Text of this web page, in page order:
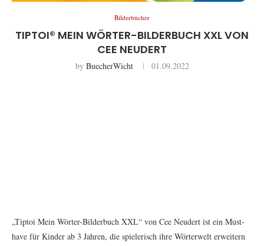
Bilderbücher
TIPTOI® MEIN WÖRTER-BILDERBUCH XXL VON
CEE NEUDERT
by BuecherWicht 01.09.2022
„Tiptoi Mein Wörter-Bilderbuch XXL“ von Cee Neudert ist ein Must-
have für Kinder ab 3 Jahren, die spielerisch ihre Wörterwelt erweitern